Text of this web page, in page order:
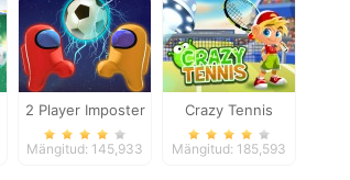
2 Player Imposter
Soccer
Mängitud: 145,933
Crazy Tennis
Mängitud: 185,593